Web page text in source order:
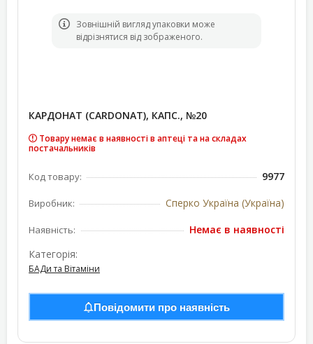
Зовнішній вигляд упаковки може
відрізнятися від зображеного.
КАРДОНАТ (CARDONAT), КАПС., №20
Товару немає в наявності в аптеці та на складах
постачальників
Код товару: 9977
Виробник: Сперко Україна (Україна)
Наявність:
Немає в наявності
Категорія:
БАДи та Вітаміни
Повідомити про наявність